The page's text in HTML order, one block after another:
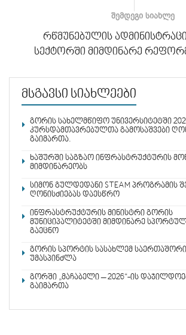
ᲨᲔᲛᲓᲔᲒᲘ ᲡᲘᲐᲮᲚᲔ
რწმუნებულის
სექტორში მიმდინარე
მსგავსი სიახლეები
გორის სახელმწიფო უნივერსიტეტში
კურსდამთავრებულთა გამოსაშვები
გაიმართა.
ხაშურში საგზაო ინფრასტრუქტურის
მიმდინარეობს
სიმონ გულდედანი STEAM პროგრამის
ღონისძიებას დაესწრო
ინფრასტრუქტურის მინისტრი გორის
მუნიციპალიტეტში მიმდინარე
გაეცნო
გორის სპორტის სასახლემ
უმასპინძლა
გორში „მაჩაბელი – 2026“-ის
გაიმართა